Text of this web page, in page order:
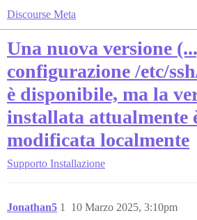
Discourse Meta
Una nuova versione
configurazione /etc/
è disponibile, ma la
installata attualmente
modificata localmente
Supporto Installazione
Jonathan5 10 Marzo 2025, 3:10pm
1